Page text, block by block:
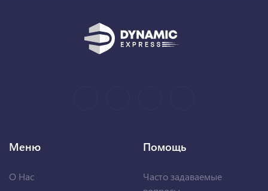
Меню
О Нас
Помощь
Часто задаваемые